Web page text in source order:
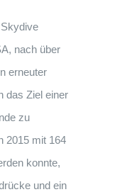
nach über
erneuter
das Ziel einer
zu
2015 mit 164
konnte,
und ein